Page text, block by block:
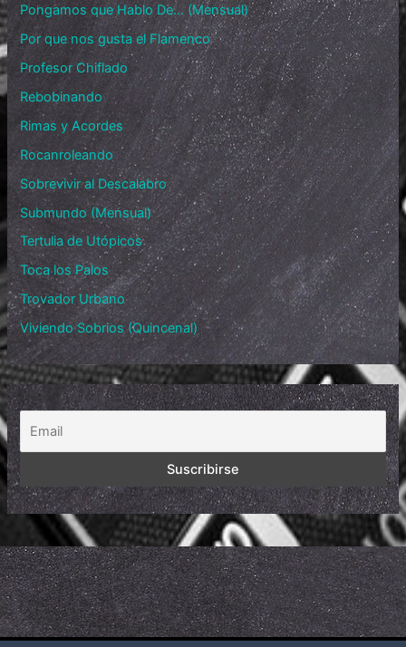
Pongamos que Hablo De… (Mensual)
Por que nos gusta el Flamenco
Profesor Chiflado
Rebobinando
Rimas y Acordes
Rocanroleando
Sobrevivir al Descalabro
Submundo (Mensual)
Tertulia de Utópicos
Toca los Palos
Trovador Urbano
Viviendo Sobrios (Quincenal)